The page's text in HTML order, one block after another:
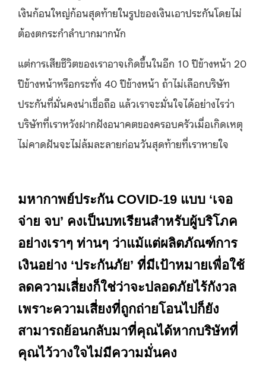
เงินก้อนใหญ่ก้อนสุดท้ายในรูปของเงินเอาประกันโดยไม่
ต้องตกระกำลำบากมากนัก
แต่การเสียชีวิตของเราอาจเกิดขึ้นในอีก 10 ปีข้างหน้า 20
ปีข้างหน้าหรือกระทั่ง 40 ปีข้างหน้า ถ้าไม่เลือกบริษัท
ประกันที่มั่นคงน่าเชื่อถือ แล้วเราจะมั่นใจได้อย่างไรว่า
บริษัทที่เราหวังฝากฝังอนาคตของครอบครัวเมื่อเกิดเหตุ
ไม่คาดฝันจะไม่ล้มละลายก่อนวันสุดท้ายที่เราหายใจ
มหากาพย์ประกัน COVID-19 แบบ ‘เจอ
จ่าย จบ’ คงเป็นบทเรียนสำหรับผู้บริโภค
อย่างเราๆ ท่านๆ ว่าแม้แต่ผลิตภัณฑ์การ
เงินอย่าง ‘ประกันภัย’ ที่มีเป้าหมายเพื่อใช้
ลดความเสี่ยงก็ใช่ว่าจะปลอดภัยไร้กังวล
เพราะความเสี่ยงที่ถูกถ่ายโอนไปก็ยัง
สามารถย้อนกลับมาที่คุณได้หากบริษัทที่
คุณไว้วางใจไม่มีความมั่นคง